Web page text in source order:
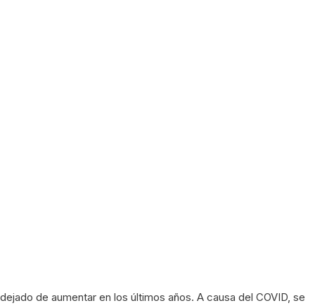
dejado de aumentar en los últimos años. A causa del COVID, se